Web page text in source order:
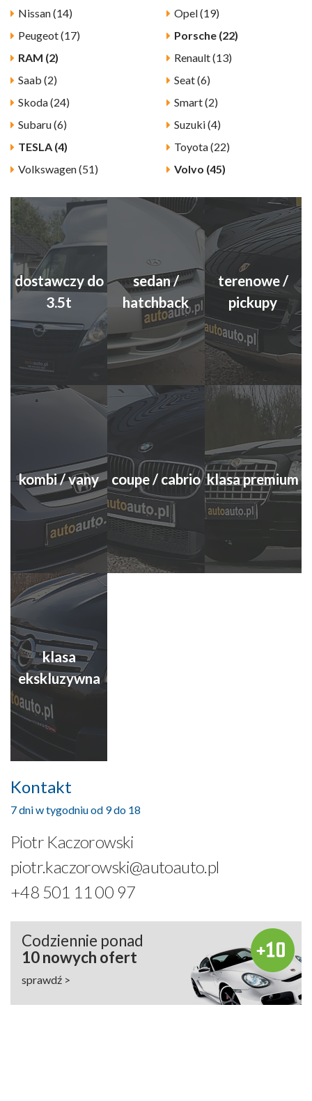
Nissan (14)
Opel (19)
Peugeot (17)
Porsche (22)
RAM (2)
Renault (13)
Saab (2)
Seat (6)
Skoda (24)
Smart (2)
Subaru (6)
Suzuki (4)
TESLA (4)
Toyota (22)
Volkswagen (51)
Volvo (45)
dostawczy do
3.5t
sedan /
hatchback
terenowe /
pickupy
kombi / vany coupe / cabrio klasa premium
klasa
ekskluzywna
Kontakt
7 dni w tygodniu od 9 do 18
Piotr Kaczorowski
piotr.kaczorowski@autoauto.pl
+48 501 11 00 97
Codziennie ponad
10 nowych ofert
sprawdź >